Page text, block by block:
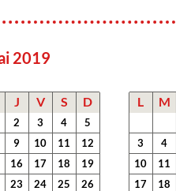
2019
J V S D
2 3 4
5
9 10 11
12
16 17 18
19
23 24 25
26
L M
3
4
10
11
17
18